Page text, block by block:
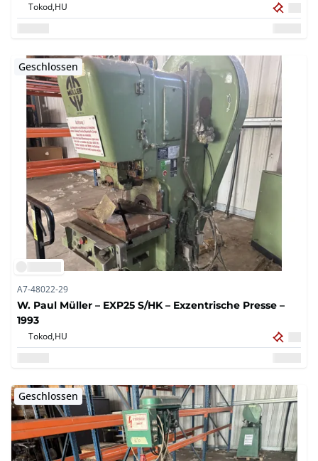
Tokod,HU
Geschlossen
A7-48022-29
W. Paul Müller – EXP25 S/HK – Exzentrische Presse –
1993
Tokod,HU
Geschlossen